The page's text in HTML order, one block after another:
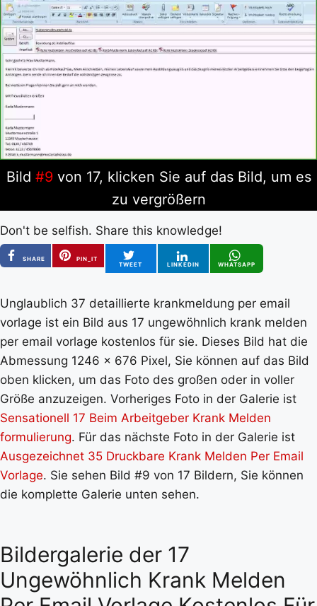
Bild #9von 17, klicken Sie auf das Bild, um es
zu vergrößern
Don't be selfish. Share this knowledge!
SHARE
PIN_IT
TWEET
LINKEDIN WHATSAPP
Unglaublich 37 detaillierte krankmeldung per email
vorlage ist ein Bild aus 17 ungewöhnlich krank melden
per email vorlage kostenlos für sie. Dieses Bild hat die
Abmessung 1246 x 676 Pixel, Sie können auf das Bild
oben klicken, um das Foto des großen oder in voller
Größe anzuzeigen. Vorheriges Foto in der Galerie ist
Sensationell 17 Beim Arbeitgeber Krank Melden
formulierung. Für das nächste Foto in der Galerie ist
Ausgezeichnet 35 Druckbare Krank Melden Per Email
Vorlage. Sie sehen Bild #9 von 17 Bildern, Sie können
die komplette Galerie unten sehen.
Bildergalerie der 17
Ungewöhnlich Krank Melden